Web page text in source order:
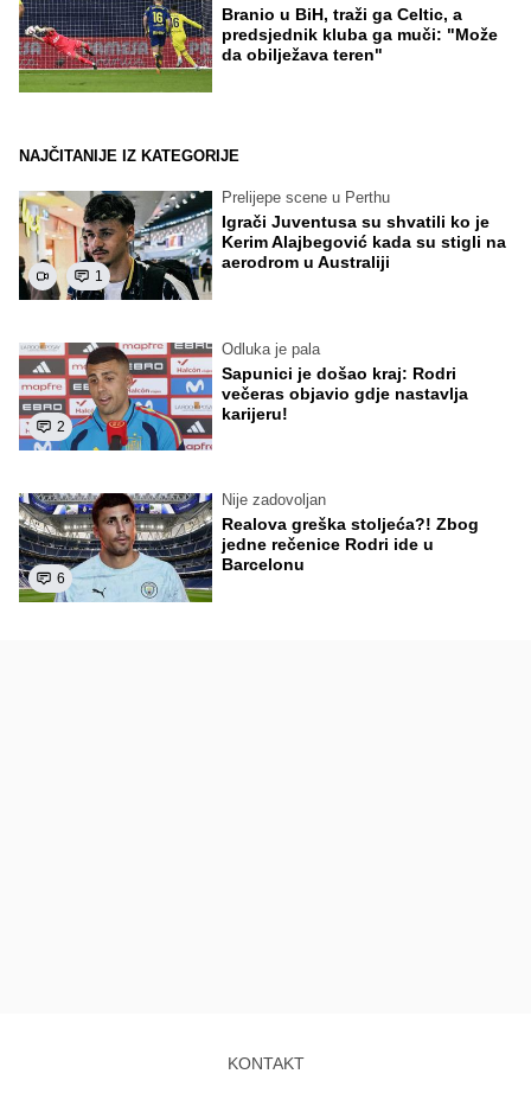
Branio u BiH, traži ga Celtic, a
predsjednik kluba ga muči: "Može
da obilježava teren"
NAJČITANIJE IZ KATEGORIJE
1
Prelijepe scene u Perthu
Igrači Juventusa su shvatili ko je
Kerim Alajbegović kada su stigli na
aerodrom u Australiji
2
Odluka je pala
Sapunici je došao kraj: Rodri
večeras objavio gdje nastavlja
karijeru!
6
Nije zadovoljan
Realova greška stoljeća?! Zbog
jedne rečenice Rodri ide u
Barcelonu
KONTAKT